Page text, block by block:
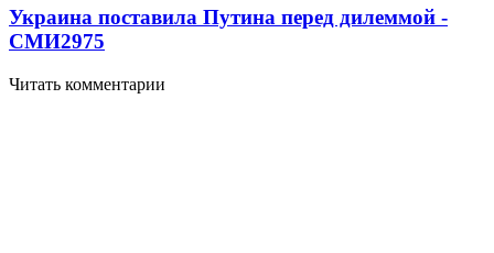
Украина поставила Путина перед дилеммой -
СМИ2975
Читать комментарии